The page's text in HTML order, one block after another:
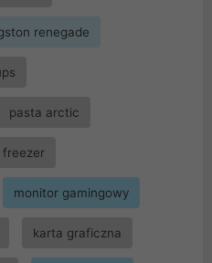
renegade
pasta arctic
freezer
monitor gamingowy
karta graficzna